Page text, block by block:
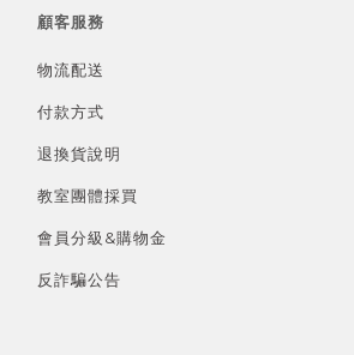
顧客服務
物流配送
付款方式
退換貨說明
教室團體採買
會員分級&購物金
反詐騙公告